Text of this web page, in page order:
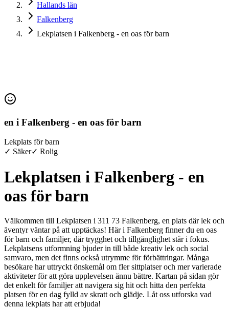
Hallands län
Falkenberg
Lekplatsen i Falkenberg - en oas för barn
en i Falkenberg - en oas för barn
Lekplats för barn
✓ Säker✓ Rolig
Lekplatsen i Falkenberg - en
oas för barn
Välkommen till Lekplatsen i 311 73 Falkenberg, en plats där lek och
äventyr väntar på att upptäckas! Här i Falkenberg finner du en oas
för barn och familjer, där trygghet och tillgänglighet står i fokus.
Lekplatsens utformning bjuder in till både kreativ lek och social
samvaro, men det finns också utrymme för förbättringar. Många
besökare har uttryckt önskemål om fler sittplatser och mer varierade
aktiviteter för att göra upplevelsen ännu bättre. Kartan på sidan gör
det enkelt för familjer att navigera sig hit och hitta den perfekta
platsen för en dag fylld av skratt och glädje. Låt oss utforska vad
denna lekplats har att erbjuda!